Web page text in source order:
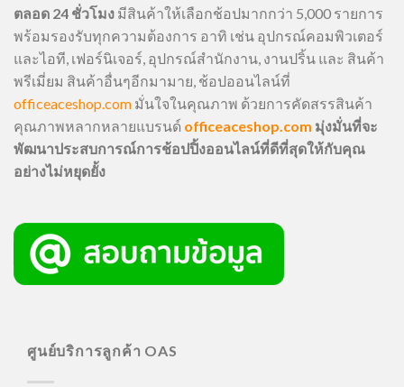
ตลอด 24 ชั่วโมง มีสินค้าให้เลือกช้อปมากกว่า 5,000 รายการ
พร้อมรองรับทุกความต้องการ อาทิ เช่น อุปกรณ์คอมพิวเตอร์
และไอที, เฟอร์นิเจอร์, อุปกรณ์สำนักงาน, งานปริ้น และ สินค้า
พรีเมี่ยม สินค้าอื่นๆอีกมามาย, ช้อปออนไลน์ที่
officeaceshop.com มั่นใจในคุณภาพ ด้วยการคัดสรรสินค้า
คุณภาพหลากหลายแบรนด์ officeaceshop.com มุ่งมั่นที่จะ
พัฒนาประสบการณ์การช้อปปิ้งออนไลน์ที่ดีที่สุดให้กับคุณ
อย่างไม่หยุดยั้ง
ศูนย์บริการลูกค้า OAS